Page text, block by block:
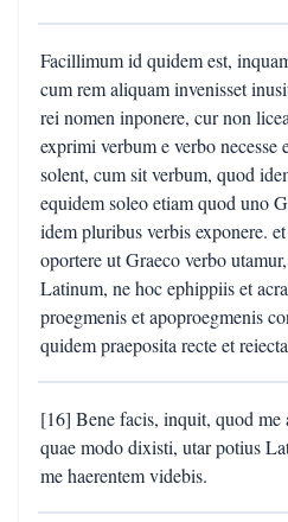
Facillimum id quidem est,
cum rem aliquam invenisset
rei nomen inponere, cur non
exprimi verbum e verbo necesse
solent, cum sit verbum, quod
equidem soleo etiam quod uno
idem pluribus verbis exponere.
oportere ut Graeco verbo
Latinum, ne hoc ephippiis et
proegmenis et apoproegmenis
quidem praeposita recte et
[16] Bene facis, inquit, quod me
quae modo dixisti, utar potius
me haerentem videbis.